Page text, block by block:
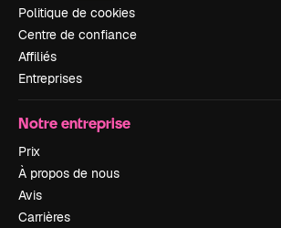
Politique de cookies
Centre de confiance
Affiliés
Entreprises
Notre entreprise
Prix
À propos de nous
Avis
Carrières